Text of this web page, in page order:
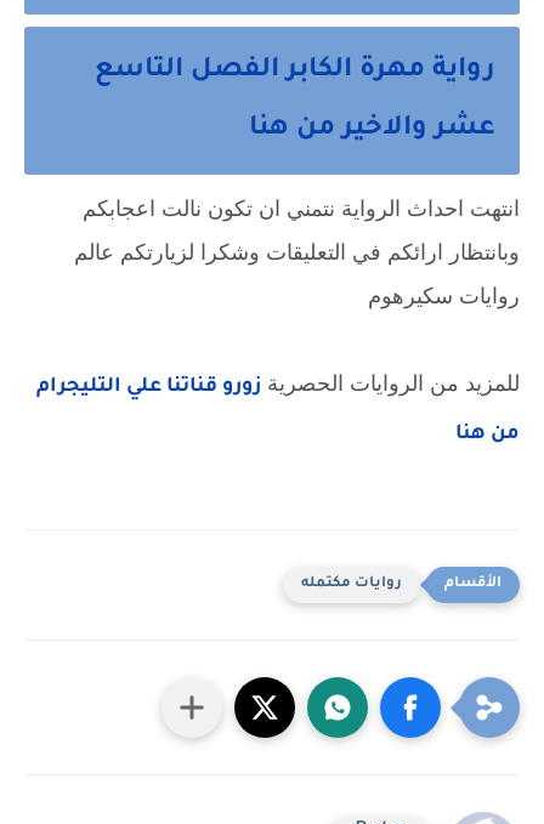
رواية مهرة الكابر الفصل التاسع
عشر والاخير من هنا
روايات سكيرهوم
للمزيد من الروايات الحصرية
من هنا
روايات مكتمله